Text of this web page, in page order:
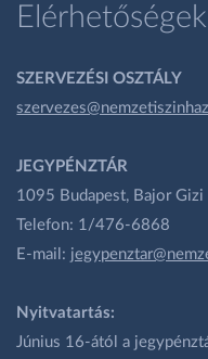
Elérhetőségek
SZERVEZÉSI OSZTÁLY
JEGYPÉNZTÁR
1095 Budapest, Bajor Gizi
Telefon: 1/476-6868
E-mail:
Nyitvatartás:
Június 16-ától a